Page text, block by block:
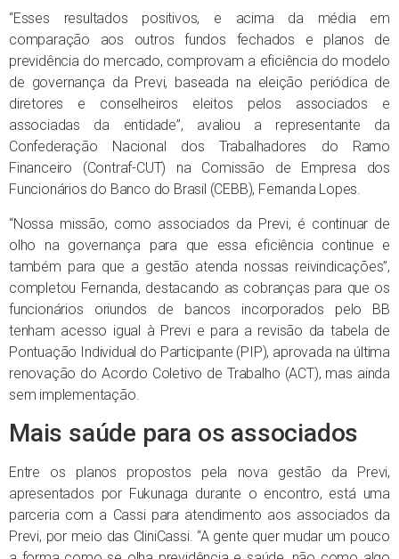
“Esses resultados positivos, e acima da média em
comparação aos outros fundos fechados e planos de
previdência do mercado, comprovam a eficiência do modelo
de governança da Previ, baseada na eleição periódica de
diretores e conselheiros eleitos pelos associados e
associadas da entidade”, avaliou a representante da
Confederação Nacional dos Trabalhadores do Ramo
Financeiro (Contraf-CUT) na Comissão de Empresa dos
Funcionários do Banco do Brasil (CEBB), Fernanda Lopes.
“Nossa missão, como associados da Previ, é continuar de
olho na governança para que essa eficiência continue e
também para que a gestão atenda nossas reivindicações”,
completou Fernanda, destacando as cobranças para que os
funcionários oriundos de bancos incorporados pelo BB
tenham acesso igual à Previ e para a revisão da tabela de
Pontuação Individual do Participante (PIP), aprovada na última
renovação do Acordo Coletivo de Trabalho (ACT), mas ainda
sem implementação.
Mais saúde para os associados
Entre os planos propostos pela nova gestão da Previ,
apresentados por Fukunaga durante o encontro, está uma
parceria com a Cassi para atendimento aos associados da
Previ, por meio das CliniCassi. “A gente quer mudar um pouco